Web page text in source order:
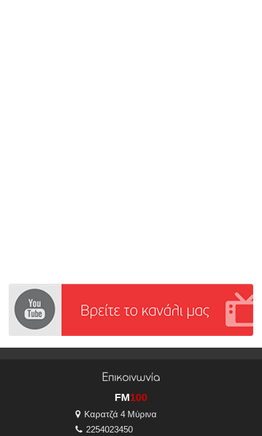
Επικοινωνία
FM100
Καρατζά 4 Μύρινα
2254023450